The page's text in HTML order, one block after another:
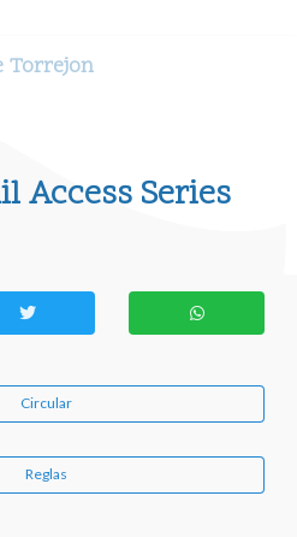
Torrejon
Access Series
Circular
Reglas